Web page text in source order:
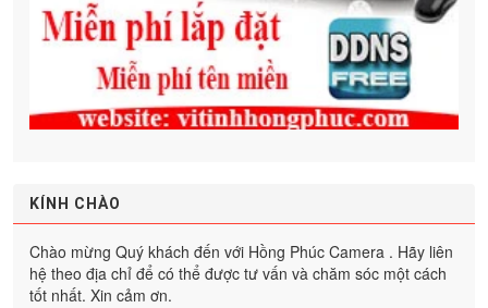
KÍNH CHÀO
Chào mừng Quý khách đến với Hồng Phúc Camera . Hãy liên
hệ theo địa chỉ để có thể được tư vấn và chăm sóc một cách
tốt nhất. Xin cảm ơn.